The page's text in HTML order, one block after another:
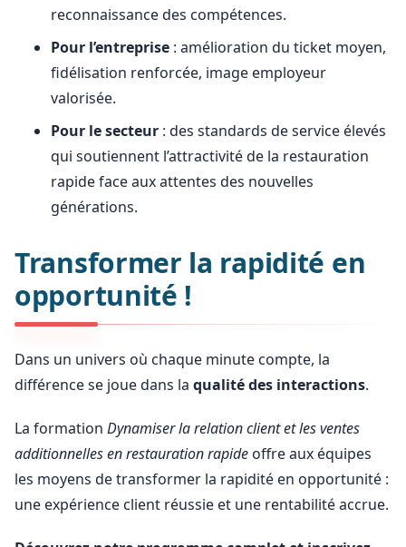
reconnaissance des compétences.
Pour l’entreprise : amélioration du ticket moyen,
fidélisation renforcée, image employeur
valorisée.
Pour le secteur : des standards de service élevés
qui soutiennent l’attractivité de la restauration
rapide face aux attentes des nouvelles
générations.
Transformer la rapidité en
opportunité !
Dans un univers où chaque minute compte, la
différence se joue dans la qualité des interactions.
La formation Dynamiser la relation client et les ventes
additionnelles en restauration rapide offre aux équipes
les moyens de transformer la rapidité en opportunité :
une expérience client réussie et une rentabilité accrue.